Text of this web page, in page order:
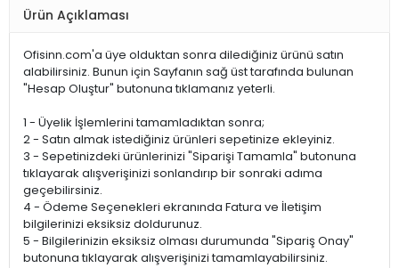
Ürün Açıklaması
Ofisinn.com'a üye olduktan sonra dilediğiniz ürünü satın
alabilirsiniz. Bunun için Sayfanın sağ üst tarafında bulunan
"Hesap Oluştur" butonuna tıklamanız yeterli.
1 - Üyelik İşlemlerini tamamladıktan sonra;
2 - Satın almak istediğiniz ürünleri sepetinize ekleyiniz.
3 - Sepetinizdeki ürünlerinizi "Siparişi Tamamla" butonuna
tıklayarak alışverişinizi sonlandırıp bir sonraki adıma
geçebilirsiniz.
4 - Ödeme Seçenekleri ekranında Fatura ve İletişim
bilgilerinizi eksiksiz doldurunuz.
5 - Bilgilerinizin eksiksiz olması durumunda "Sipariş Onay"
butonuna tıklayarak alışverişinizi tamamlayabilirsiniz.